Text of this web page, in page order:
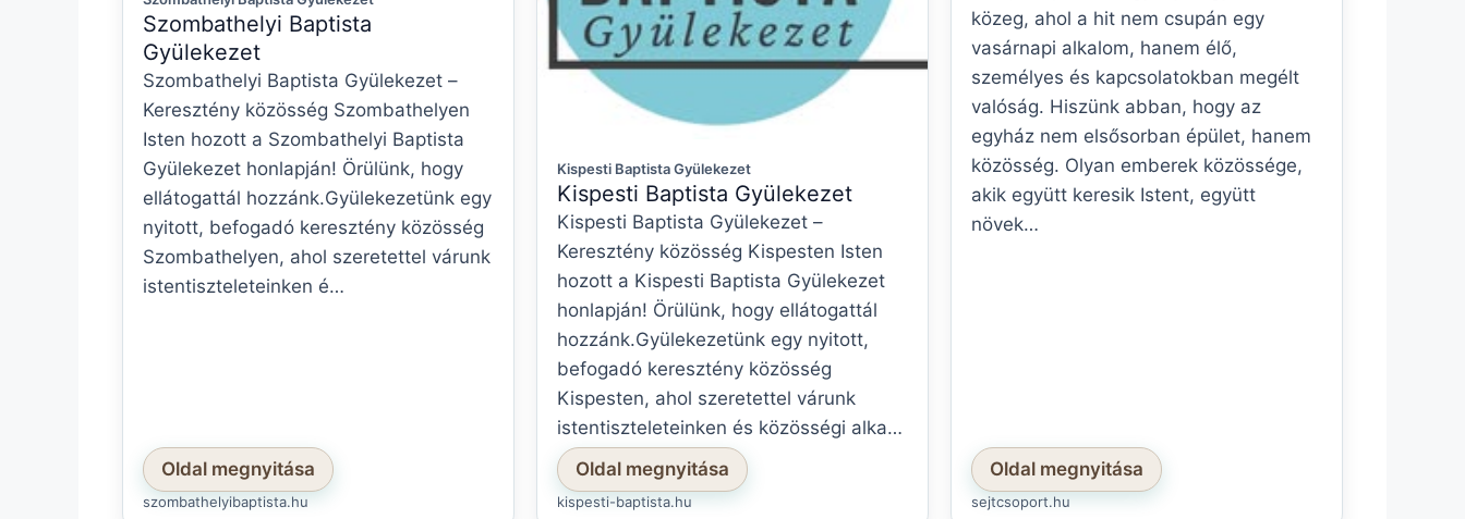
Szombathelyi Baptista
Gyülekezet
Szombathelyi Baptista Gyülekezet –
Keresztény közösség Szombathelyen
Isten hozott a Szombathelyi Baptista
Gyülekezet honlapján! Örülünk, hogy
ellátogattál hozzánk.Gyülekezetünk egy
nyitott, befogadó keresztény közösség
Szombathelyen, ahol szeretettel várunk
istentiszteleteinken é…
Oldal megnyitása
szombathelyibaptista.hu
Kispesti Baptista Gyülekezet
Kispesti Baptista Gyülekezet
Kispesti Baptista Gyülekezet –
Keresztény közösség Kispesten Isten
hozott a Kispesti Baptista Gyülekezet
honlapján! Örülünk, hogy ellátogattál
hozzánk.Gyülekezetünk egy nyitott,
befogadó keresztény közösség
Kispesten, ahol szeretettel várunk
istentiszteleteinken és közösségi alka…
Oldal megnyitása
kispesti-baptista.hu
közeg, ahol a hit nem csupán egy
vasárnapi alkalom, hanem élő,
személyes és kapcsolatokban megélt
valóság. Hiszünk abban, hogy az
egyház nem elsősorban épület, hanem
közösség. Olyan emberek közössége,
akik együtt keresik Istent, együtt
növek…
Oldal megnyitása
sejtcsoport.hu